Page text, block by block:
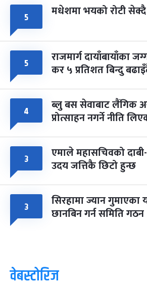
५ मधेशमा भयको रोटी
५ राजमार्ग दायाँबायाँका
कर ५ प्रतिशत बिन्दु
४ ब्लु बस सेवाबाट लैंगिक
प्रोत्साहन नगर्ने नीति
३ एमाले महासचिवको
उदय जत्तिकै छिटो हुन्छ
३ सिरहामा ज्यान गुमाएका
छानबिन गर्न समिति गठन
वेबस्टोरिज